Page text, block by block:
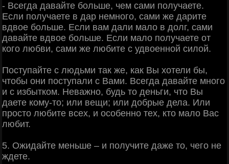
- Всегда давайте больше, чем сами получаете.
Если получаете в дар немного, сами же дарите
вдвое больше. Если вам дали мало в долг, сами
давайте вдвое больше. Если мало получаете от
кого любви, сами же любите с удвоенной силой.
Поступайте с людьми так же, как Вы хотели бы,
чтобы они поступали с Вами. Всегда давайте много
и с избытком. Неважно, будь то деньги, что Вы
даете кому-то; или вещи; или добрые дела. Или
просто любите всех, и особенно тех, кто мало Вас
любит.
5. Ожидайте меньше – и получите даже то, чего не
ждете.